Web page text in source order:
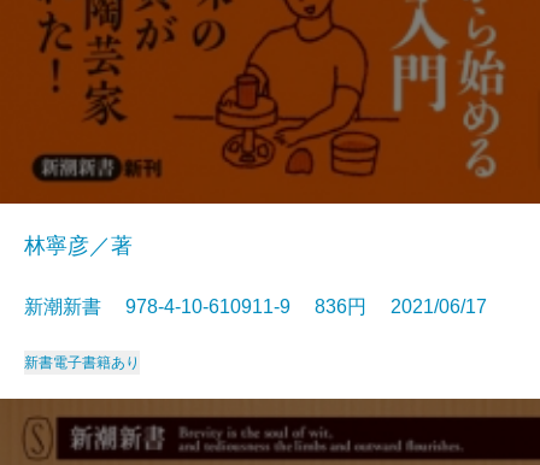
林寧彦／著
新潮新書 978-4-10-610911-9 836円 2021/06/17
新書電子書籍あり